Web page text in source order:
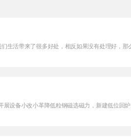
生活带来了很多好处，相反如果没有处理好，那
设备小改小革降低粒钢磁选磁力，新建低位回炉